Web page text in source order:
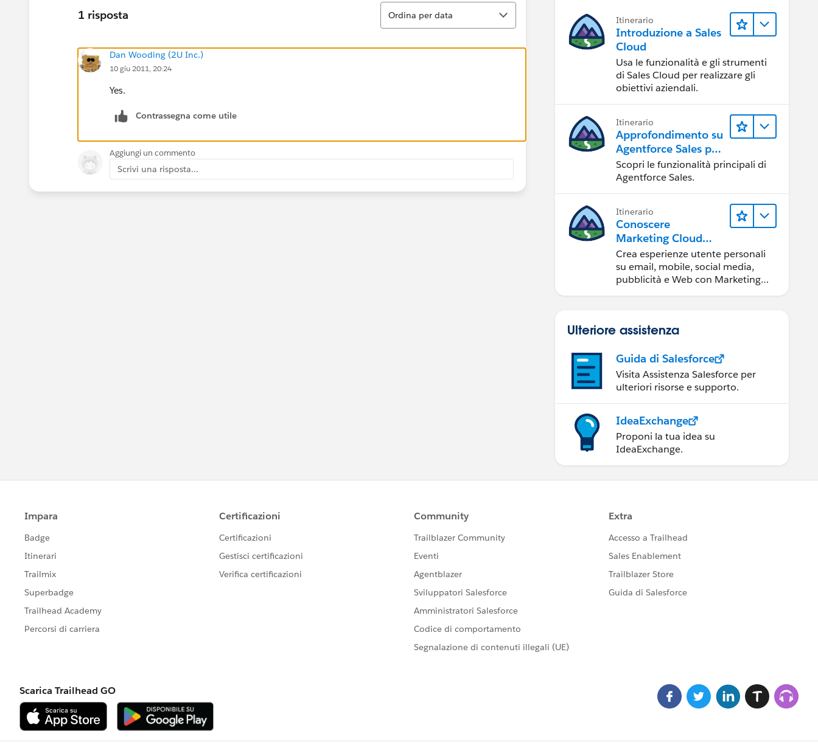
1 risposta
Ordina
Ordina per data
Dan Wooding (2U Inc.)
10 giu 2011, 20:24
Yes.
Contrassegna come utile
Aggiungi un commento
Scrivi una risposta...
Itinerario
Introduzione a Sales
Cloud
Usa le funzionalità e gli strumenti
di Sales Cloud per realizzare gli
obiettivi aziendali.
Itinerario
Approfondimento su
Agentforce Sales per
gli amministratori
Scopri le funzionalità principali di
Agentforce Sales.
Itinerario
Conoscere
Marketing Cloud
Engagement
Crea esperienze utente personali
su email, mobile, social media,
pubblicità e Web con Marketing
Ulteriore assistenza
Guida di Salesforce
Visita Assistenza Salesforce per
ulteriori risorse e supporto.
IdeaExchange
Proponi la tua idea su
IdeaExchange.